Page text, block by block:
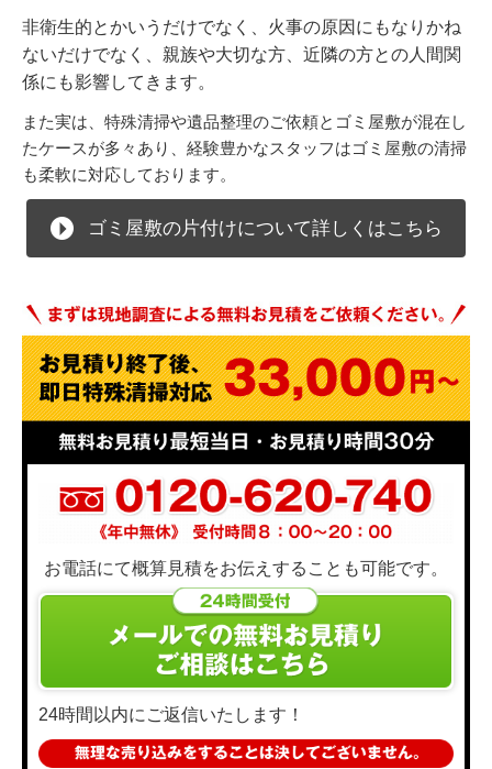
非衛生的とかいうだけでなく、火事の原因にもなりかね
ないだけでなく、親族や大切な方、近隣の方との人間関
係にも影響してきます。
また実は、特殊清掃や遺品整理のご依頼とゴミ屋敷が混在し
たケースが多々あり、経験豊かなスタッフはゴミ屋敷の清掃
も柔軟に対応しております。
ゴミ屋敷の片付けについて詳しくはこちら
お電話にて概算見積をお伝えすることも可能です。
24時間以内にご返信いたします！